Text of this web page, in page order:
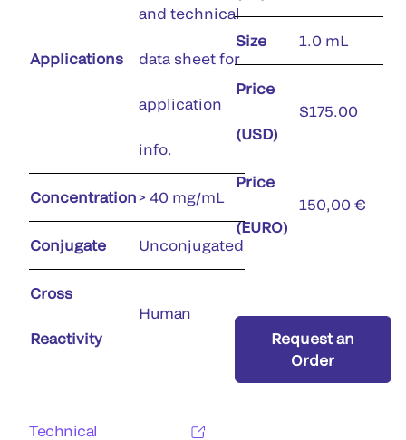
Applications
and technical
data sheet for
application
info.
Concentration> 40 mg/mL
Conjugate Unconjugated
Cross
Reactivity
Human
Technical
Size 1.0 mL
Price
(USD)
$175.00
Price
(EURO)
150,00 €
Request an
Order